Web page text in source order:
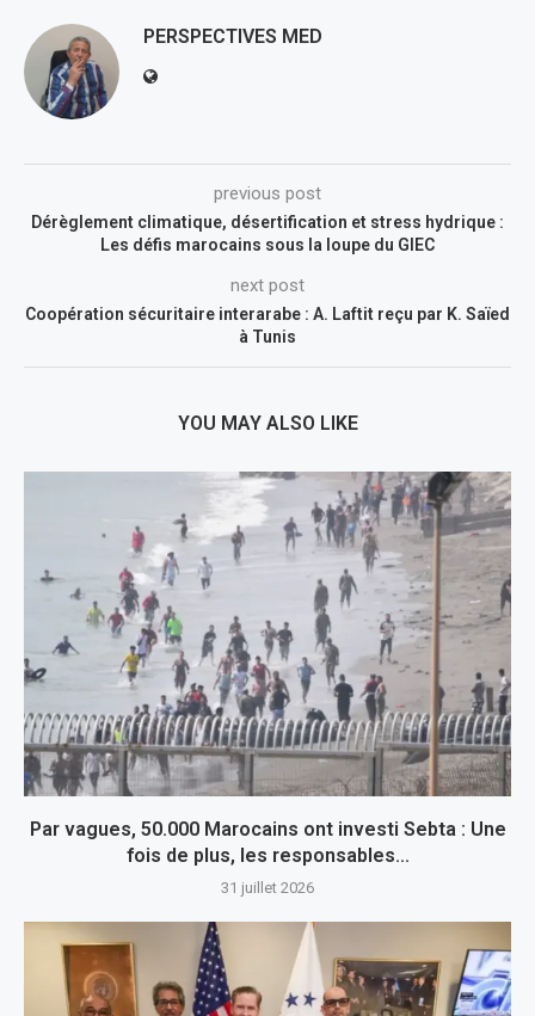
PERSPECTIVES MED
previous post
Dérèglement climatique, désertification et stress hydrique :
Les défis marocains sous la loupe du GIEC
next post
Coopération sécuritaire interarabe : A. Laftit reçu par K. Saïed
à Tunis
YOU MAY ALSO LIKE
Par vagues, 50.000 Marocains ont investi Sebta : Une
fois de plus, les responsables...
31 juillet 2026